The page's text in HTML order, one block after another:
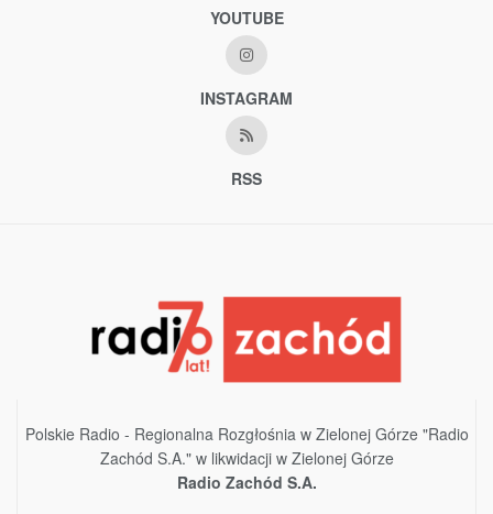
YOUTUBE
INSTAGRAM
RSS
Polskie Radio - Regionalna Rozgłośnia w Zielonej Górze "Radio
Zachód S.A." w likwidacji w Zielonej Górze
Radio Zachód S.A.